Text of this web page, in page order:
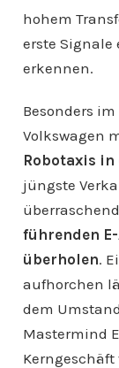
hohem
erste
erkennen.
Besonders
Volkswagen
Robotaxis in
jüngste
führenden
überholen.
aufhorchen
dem
Mastermind